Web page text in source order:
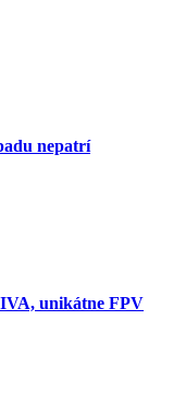
nepatrí
unikátne FPV